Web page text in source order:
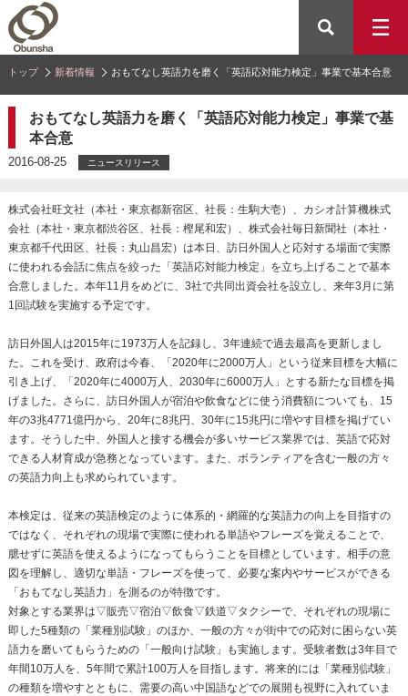
トップ 新着情報 おもてなし英語力を磨く「英語応対能力検定」事業で基本合意
おもてなし英語力を磨く「英語応対能力検定」事業で基
本合意
2016-08-25 ニュースリリース
株式会社旺文社（本社・東京都新宿区、社長：生駒大壱）、カシオ計算機株式
会社（本社・東京都渋谷区、社長：樫尾和宏）、株式会社毎日新聞社（本社・
東京都千代田区、社長：丸山昌宏）は本日、訪日外国人と応対する場面で実際
に使われる会話に焦点を絞った「英語応対能力検定」を立ち上げることで基本
合意しました。本年11月をめどに、3社で共同出資会社を設立し、来年3月に第
1回試験を実施する予定です。
訪日外国人は2015年に1973万人を記録し、3年連続で過去最高を更新しまし
た。これを受け、政府は今春、「2020年に2000万人」という従来目標を大幅に
引き上げ、「2020年に4000万人、2030年に6000万人」とする新たな目標を掲
げました。さらに、訪日外国人が宿泊や飲食などに使う消費額についても、15
年の3兆4771億円から、20年に8兆円、30年に15兆円に増やす目標を掲げてい
ます。そうした中、外国人と接する機会が多いサービス業界では、英語で応対
できる人材育成が急務となっています。また、ボランティアを含む一般の方々
の英語力向上も求められています。
本検定は、従来の英語検定のように体系的・網羅的な英語力の向上を目指すの
ではなく、それぞれの現場で実際に使われる単語やフレーズを覚えることで、
臆せずに英語を使えるようになってもらうことを目標としています。相手の意
図を理解し、適切な単語・フレーズを使って、必要な案内やサービスができる
「おもてなし英語力」を測るのが特徴です。
対象とする業界は▽販売▽宿泊▽飲食▽鉄道▽タクシーで、それぞれの現場に
即した5種類の「業種別試験」のほか、一般の方々が街中での応対に困らない英
語力を磨いてもらうための「一般向け試験」も実施します。受験者数は3年目で
年間10万人を、5年間で累計100万人を目指します。将来的には「業種別試験」
の種類を増やすとともに、需要の高い中国語などでの展開も視野に入れていま